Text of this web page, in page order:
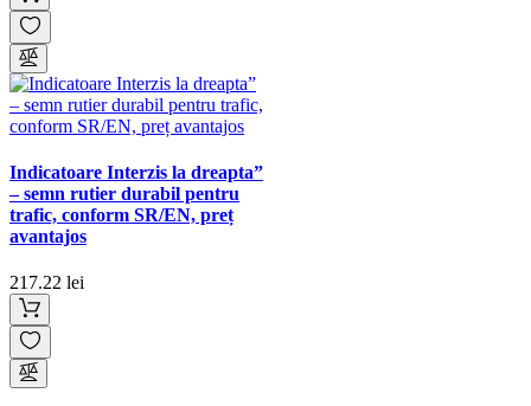
Indicatoare Interzis la dreapta”
– semn rutier durabil pentru
trafic, conform SR/EN, preț
avantajos
217.22 lei